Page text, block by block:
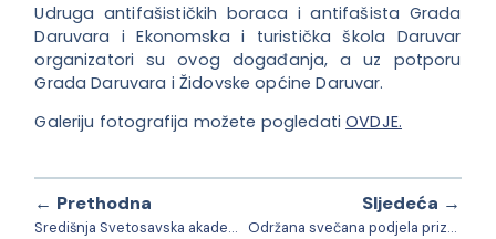
Udruga antifašističkih boraca i antifašista Grada
Daruvara i Ekonomska i turistička škola Daruvar
organizatori su ovog događanja, a uz potporu
Grada Daruvara i Židovske općine Daruvar.
Galeriju fotografija možete pogledatiOVDJE.
← Prethodna
Središnja Svetosavska akademija Eparhije pakračko-slavonske
Sljedeća →
Održana svečana podjela priznanja dobrovoljnim darivateljima krvi